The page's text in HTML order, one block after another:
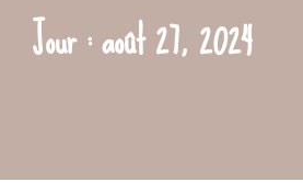
Jour : août 27, 2024